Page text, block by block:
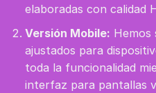
elaboradas con calidad
Versión Mobile: Hemos
ajustados para
toda la funcionalidad
interfaz para pantallas